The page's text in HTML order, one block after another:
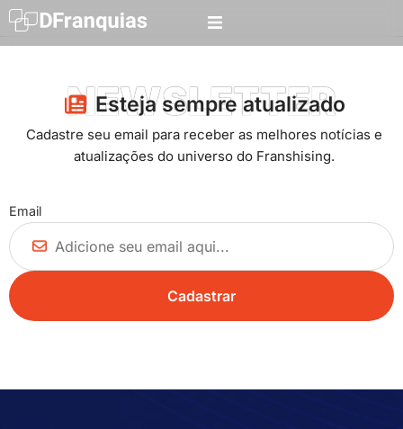
NEWSLETTER
Esteja sempre atualizado​
Cadastre seu email para receber as melhores notícias e
atualizações do universo do Franshising.
Email